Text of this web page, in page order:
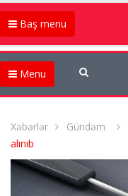
Baş menu
Menu
Xəbərlər Gündəm
alınıb